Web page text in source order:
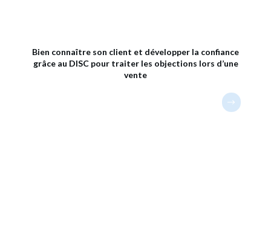
Bien connaître son client et développer la confiance
grâce au DISC pour traiter les objections lors d’une
vente